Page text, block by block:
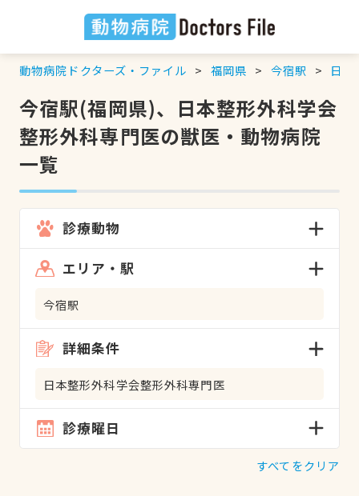
動物病院ドクターズ・ファイル 福岡県 今宿駅 日本
今宿駅(福岡県)、日本整形外科学会
整形外科専門医の獣医・動物病院
一覧
診療動物
エリア・駅
今宿駅
詳細条件
日本整形外科学会整形外科専門医
診療曜日
すべてをクリア